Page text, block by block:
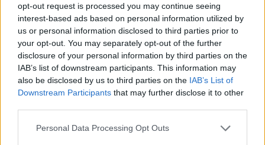
opt-out request is processed you may continue seeing
interest-based ads based on personal information utilized by
us or personal information disclosed to third parties prior to
your opt-out. You may separately opt-out of the further
disclosure of your personal information by third parties on the
IAB’s list of downstream participants. This information may
also be disclosed by us to third parties on the IAB’s List of
Downstream Participants that may further disclose it to other
Personal Data Processing Opt Outs
rendben levőnek látszott, majdnem minden
munkát el tudtak végezni időben. Aztán
áprilisban és májusban jöttek a nagy esők,
amelyek következtében a mélyebb fekvésű
területeken megállt a víz, és ez megnyomta
kissé a kukoricát. Június óta azonban
praktikusan nem esett eső a térségben, és a
40 Celsius-fokos hőmérséklet is előfordult. A